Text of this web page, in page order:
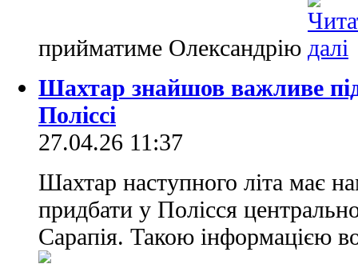
прийматиме Олександрію
Шахтар знайшов важливе
Поліссі
27.04.26 11:37
Шахтар наступного літа має
придбати у Полісся
Сарапія. Такою інформацією